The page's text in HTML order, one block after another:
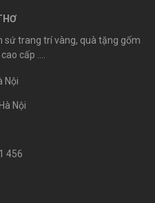
sứ trang trí vàng, quà tặng gốm
cấp ....
Nội
Nội
456